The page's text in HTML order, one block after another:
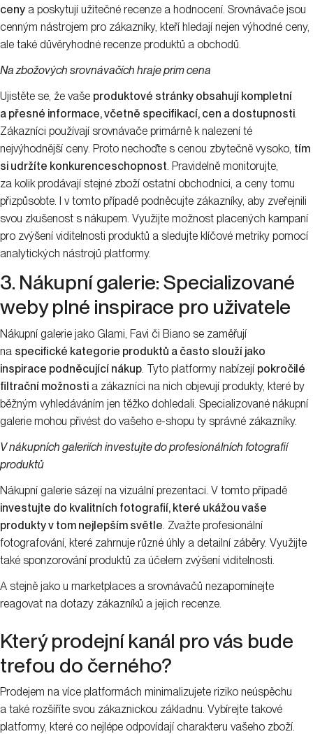
ceny a poskytují užitečné recenze a hodnocení. Srovnávače jsou
cenným nástrojem pro zákazníky, kteří hledají nejen výhodné ceny,
ale také důvěryhodné recenze produktů a obchodů.
Na zbožových srovnávačích hraje prim cena
Ujistěte se, že vaše produktové stránky obsahují kompletní
a přesné informace, včetně specifikací, cen a dostupnosti.
Zákazníci používají srovnávače primárně k nalezení té
nejvýhodnější ceny. Proto nechoďte s cenou zbytečně vysoko, tím
si udržíte konkurenceschopnost. Pravidelně monitorujte,
za kolik prodávají stejné zboží ostatní obchodníci, a ceny tomu
přizpůsobte. I v tomto případě podněcujte zákazníky, aby zveřejnili
svou zkušenost s nákupem. Využijte možnost placených kampaní
pro zvýšení viditelnosti produktů a sledujte klíčové metriky pomocí
analytických nástrojů platformy.
3. Nákupní galerie: Specializované
weby plné inspirace pro uživatele
Nákupní galerie jako Glami, Favi či Biano se zaměřují
na specifické kategorie produktů a často slouží jako
inspirace podněcující nákup . Tyto platformy nabízejí pokročilé
filtrační možnosti a zákazníci na nich objevují produkty, které by
běžným vyhledáváním jen těžko dohledali. Specializované nákupní
galerie mohou přivést do vašeho e-shopu ty správné zákazníky.
V nákupních galeriích investujte do profesionálních fotografií
produktů
Nákupní galerie sázejí na vizuální prezentaci. V tomto případě
investujte do kvalitních fotografií, které ukážou vaše
produkty v tom nejlepším světle . Zvažte profesionální
fotografování, které zahrnuje různé úhly a detailní záběry. Využijte
také sponzorování produktů za účelem zvýšení viditelnosti.
A stejně jako u marketplaces a srovnávačů nezapomínejte
reagovat na dotazy zákazníků a jejich recenze.
Který prodejní kanál pro vás bude
trefou do černého?
Prodejem na více platformách minimalizujete riziko neúspěchu
a také rozšíříte svou zákaznickou základnu. Vybírejte takové
platformy, které co nejlépe odpovídají charakteru vašeho zboží.